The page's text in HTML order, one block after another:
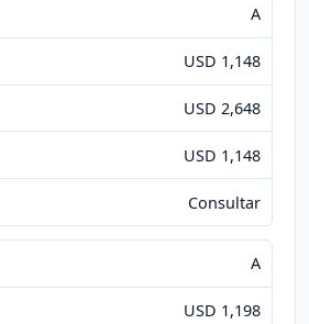
A
USD 1,148
USD 2,648
USD 1,148
Consultar
A
USD 1,198